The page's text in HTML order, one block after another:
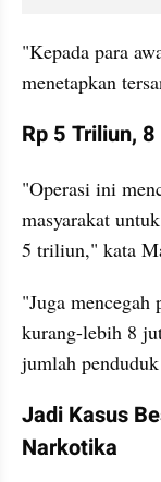
"Kepada para
menetapkan
Rp 5 Triliun,
"Operasi ini
masyarakat
5 triliun," kata
"Juga mencegah
kurang-lebih 8
jumlah
Jadi Kasus
Narkotika